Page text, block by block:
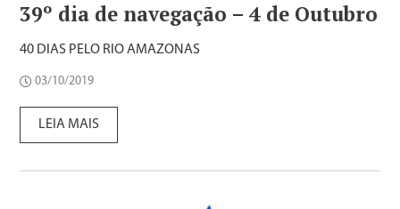
39º dia de navegação – 4 de Outubro
40 DIAS PELO RIO AMAZONAS
03/10/2019
LEIA MAIS